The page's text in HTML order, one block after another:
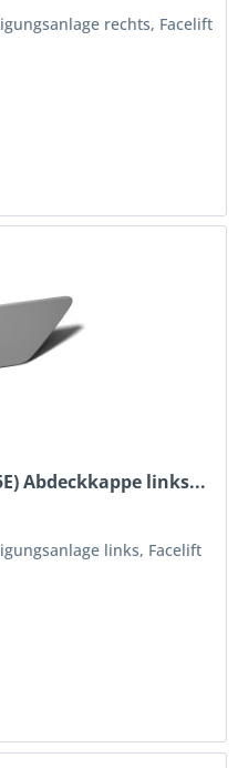
rechts, Facelift
Abdeckkappe links...
links, Facelift